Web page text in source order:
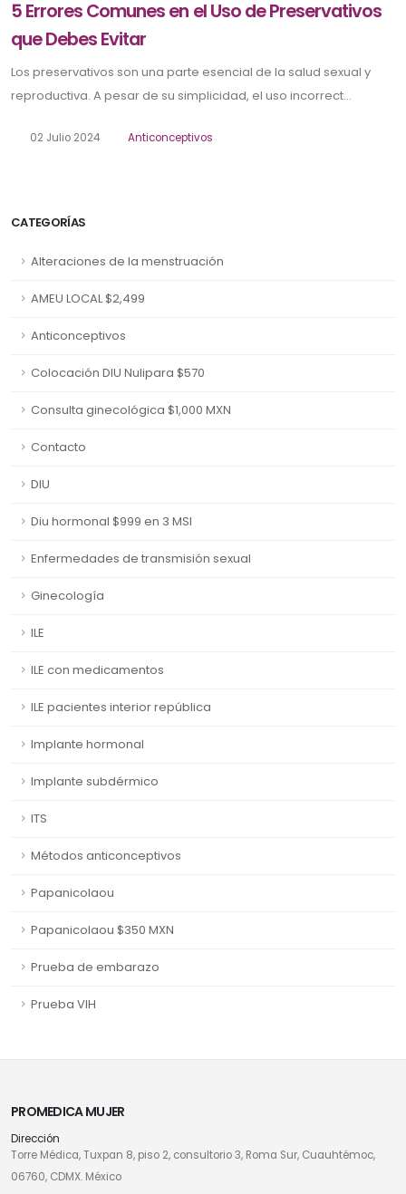
CATEGORÍAS
Alteraciones de la menstruación
AMEU LOCAL $2,499
Anticonceptivos
Colocación DIU Nulipara $570
Consulta ginecológica $1,000 MXN
Contacto
DIU
Diu hormonal $999 en 3 MSI
Enfermedades de transmisión sexual
Ginecología
ILE
ILE con medicamentos
ILE pacientes interior república
Implante hormonal
Implante subdérmico
ITS
Métodos anticonceptivos
Papanicolaou
Papanicolaou $350 MXN
Prueba de embarazo
Prueba VIH
5 Errores Comunes en el Uso de Preservativos
que Debes Evitar
Los preservativos son una parte esencial de la salud sexual y
reproductiva. A pesar de su simplicidad, el uso incorrect...
02 Julio 2024 Anticonceptivos
PROMEDICA MUJER
Dirección
Torre Médica, Tuxpan 8, piso 2, consultorio 3, Roma Sur, Cuauhtémoc,
06760, CDMX. México